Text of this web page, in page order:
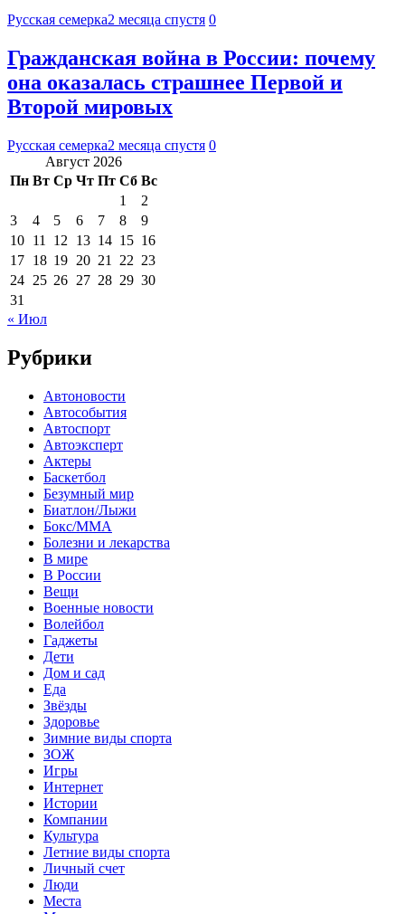
Русская семерка2 месяца спустя 0
Гражданская война в России: почему
она оказалась страшнее Первой и
Второй мировых
Русская семерка2 месяца спустя 0
Август 2026
Пн Вт Ср Чт Пт Сб Вс
1
2
3
4 5 6 7 8
9
10 11 12 13 14 15 16
17 18 19 20 21 22 23
24 25 26 27 28 29 30
31
« Июл
Рубрики
Автоновости
Автособытия
Автоспорт
Автоэксперт
Актеры
Баскетбол
Безумный мир
Биатлон/Лыжи
Бокс/MMA
Болезни и лекарства
В мире
В России
Вещи
Военные новости
Волейбол
Гаджеты
Дети
Дом и сад
Еда
Звёзды
Здоровье
Зимние виды спорта
ЗОЖ
Игры
Интернет
Истории
Компании
Культура
Летние виды спорта
Личный счет
Люди
Места